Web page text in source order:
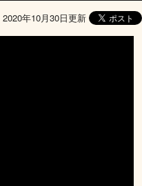
年10月30日更新